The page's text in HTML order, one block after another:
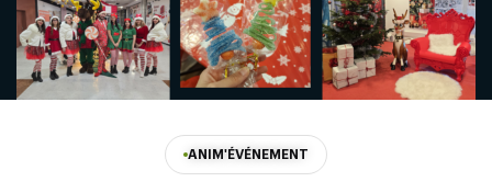
ANIM'ÉVÉNEMENT